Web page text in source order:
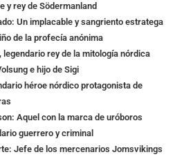
y rey de Södermanland
Un implacable y sangriento estratega
de la profecía anónima
legendario rey de la mitología nórdica
e hijo de Sigi
héroe nórdico protagonista de
Aquel con la marca de uróboros
guerrero y criminal
Jefe de los mercenarios Jomsvikings